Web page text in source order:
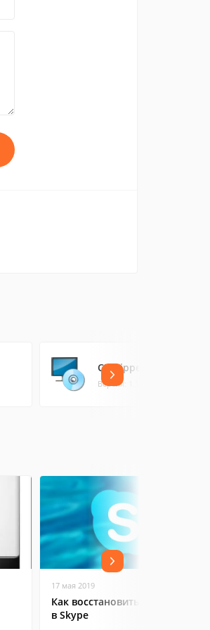
CD Ripper
Версия: 1.1 (7.15 МБ)
17 мая 2019
Как восстановить контакты
в Skype